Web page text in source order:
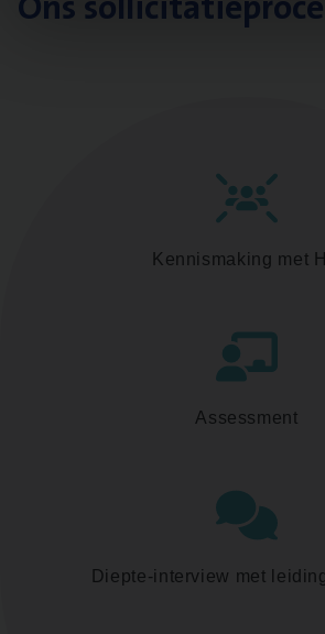
Kennismaking met
Assessment
Diepte-interview met